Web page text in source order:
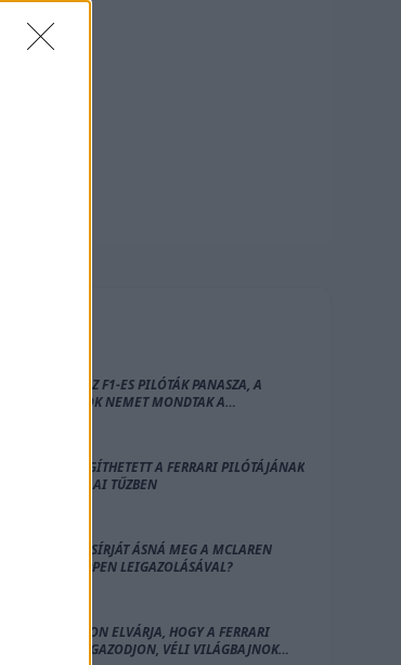
HIÁBA AZ F1-ES PILÓTÁK PANASZA, A
CSAPATOK NEMET MONDTAK A
EZ IS SEGÍTHETETT A FERRARI PILÓTÁJÁNAK
AZ IMOLAI TŰZBEN
A SAJÁT SÍRJÁT ÁSNÁ MEG A MCLAREN
VERSTAPPEN LEIGAZOLÁSÁVAL?
HAMILTON ELVÁRJA, HOGY A FERRARI
HOZZÁ IGAZODJON, VÉLI VILÁGBAJNOK